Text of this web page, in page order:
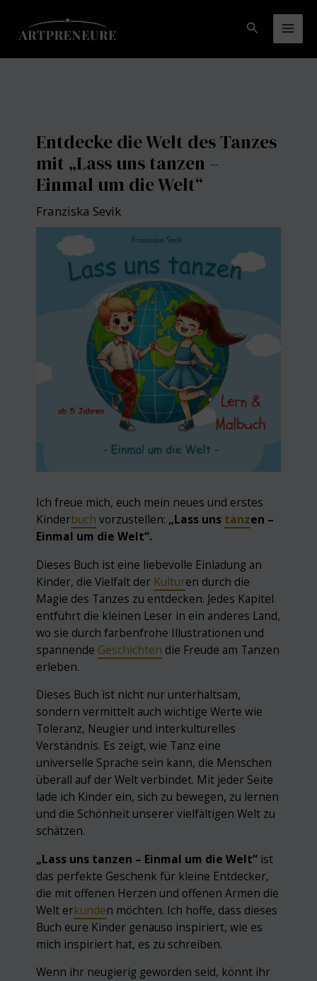
Inhalt
springen
Suchen
Entdecke die Welt des Tanzes
mit „Lass uns tanzen –
Einmal um die Welt“
Franziska Sevik
Ich freue mich, euch mein neues und erstes
Kinderbuch vorzustellen: „Lass uns tanzen –
Einmal um die Welt“.
Dieses Buch ist eine liebevolle Einladung an
Kinder, die Vielfalt der Kulturen durch die
Magie des Tanzes zu entdecken. Jedes Kapitel
entführt die kleinen Leser in ein anderes Land,
wo sie durch farbenfrohe Illustrationen und
spannende Geschichten die Freude am Tanzen
erleben.
Dieses Buch ist nicht nur unterhaltsam,
sondern vermittelt auch wichtige Werte wie
Toleranz, Neugier und interkulturelles
Verständnis. Es zeigt, wie Tanz eine
universelle Sprache sein kann, die Menschen
überall auf der Welt verbindet. Mit jeder Seite
lade ich Kinder ein, sich zu bewegen, zu lernen
und die Schönheit unserer vielfältigen Welt zu
schätzen.
„Lass uns tanzen – Einmal um die Welt“ ist
das perfekte Geschenk für kleine Entdecker,
die mit offenen Herzen und offenen Armen die
Welt erkunden möchten. Ich hoffe, dass dieses
Buch eure Kinder genauso inspiriert, wie es
mich inspiriert hat, es zu schreiben.
Wenn ihr neugierig geworden seid, könnt ihr